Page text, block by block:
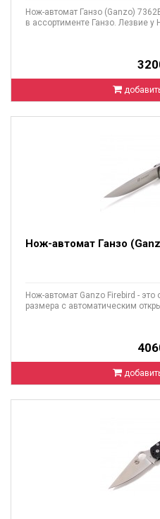
Нож-автомат Ганзо (Ganzo)
в ассортименте Ганзо. Лезвие у
Нож-автомат Ганзо
Нож-автомат Ganzo Firebird -
размера с автоматическим